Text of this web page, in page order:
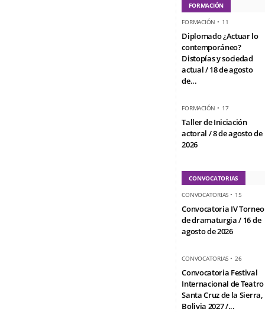
FORMACIÓN
FORMACIÓN • 11
Diplomado ¿Actuar lo
contemporáneo?
Distopías y sociedad
actual / 18 de agosto
de...
FORMACIÓN • 17
Taller de Iniciación
actoral / 8 de agosto de
2026
CONVOCATORIAS
CONVOCATORIAS • 15
Convocatoria IV Torneo
de dramaturgia / 16 de
agosto de 2026
CONVOCATORIAS • 26
Convocatoria Festival
Internacional de Teatro
Santa Cruz de la Sierra,
Bolivia 2027 /...